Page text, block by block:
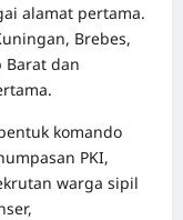
alamat pertama.
Brebes,
Barat dan
komando
PKI,
warga sipil